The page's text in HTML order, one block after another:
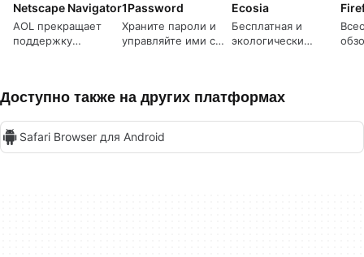
Netscape Navigator
AOL прекращает
поддержку
1Password
Храните пароли и
управляйте ими с
Ecosia
Бесплатная и
экологически
Доступно также на других платформах
Safari Browser для Android